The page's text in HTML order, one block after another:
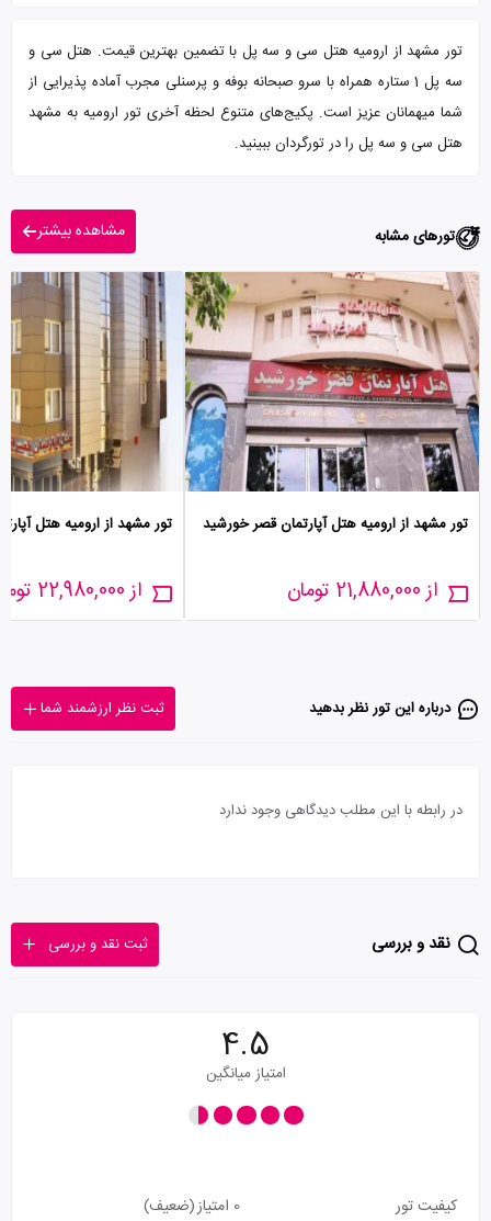
تور مشهد از ارومیه هتل سی و سه پل با تضمین بهترین قیمت. هتل سی و
سه پل 1 ستاره همراه با سرو صبحانه بوفه و پرسنلی مجرب آماده پذیرایی از
شما میهمانان عزیز است. پکیج‌های متنوع لحظه آخری تور ارومیه به مشهد
هتل سی و سه پل را در تورگردان ببینید.
تورهای مشابه مشاهده بیشتر
تور مشهد از ارومیه هتل آپارتمان قصر خورشید
از 21,880,000 تومان
تور مشهد از ارومیه هتل
از 22,980,000 تومان
درباره این تور‌ نظر بدهید ثبت نظر ارزشمند شما
در رابطه با این مطلب دیدگاهی وجود ندارد
نقد و بررسی ثبت نقد و بررسی
4.5
امتیاز میانگین
کیفیت تور 0 امتیاز
(ضعیف)